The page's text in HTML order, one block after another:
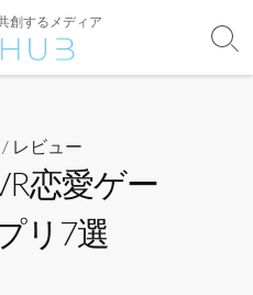
創するメディア
/ レビュー
恋愛ゲー
リ7選